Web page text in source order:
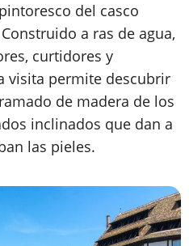
del casco
a ras de agua,
curtidores y
visita permite descubrir
de madera de los
inclinados que dan a
las pieles.